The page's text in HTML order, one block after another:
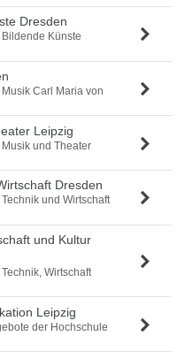
Dresden
Künste
Carl Maria von
Leipzig
und Theater
Dresden
und Wirtschaft
und Kultur
Wirtschaft
Leipzig
der Hochschule